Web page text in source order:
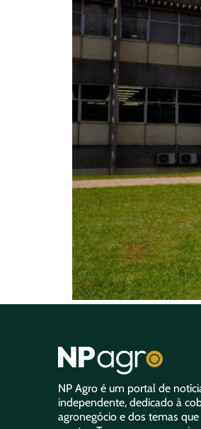
NP Agro é um portal de
independente, dedicado à
agronegócio e dos temas